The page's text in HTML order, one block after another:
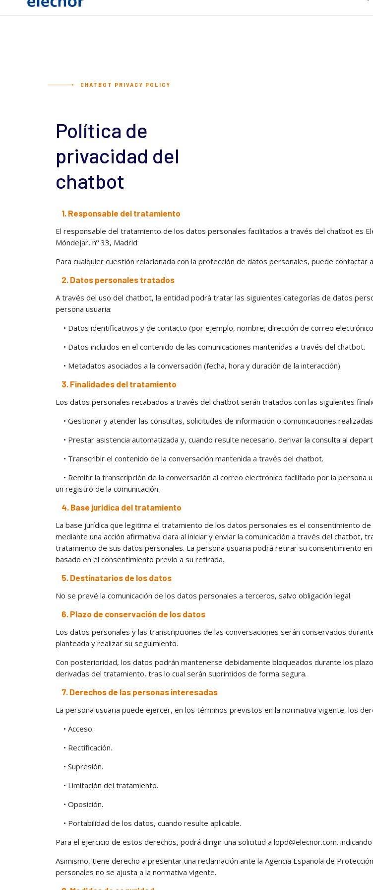
CHATBOT PRIVACY POLICY
Política de
privacidad del
chatbot
1. Responsable del tratamiento
El responsable del tratamiento de los datos personales facilitados a través del chatbot es
Móndejar, nº 33, Madrid
Para cualquier cuestión relacionada con la protección de datos personales, puede
2. Datos personales tratados
A través del uso del chatbot, la entidad podrá tratar las siguientes categorías de datos
persona usuaria:
• Datos identificativos y de contacto (por ejemplo, nombre, dirección de correo
• Datos incluidos en el contenido de las comunicaciones mantenidas a través del chatbot.
• Metadatos asociados a la conversación (fecha, hora y duración de la interacción).
3. Finalidades del tratamiento
Los datos personales recabados a través del chatbot serán tratados con las siguientes
• Gestionar y atender las consultas, solicitudes de información o comunicaciones
• Prestar asistencia automatizada y, cuando resulte necesario, derivar la consulta al
• Transcribir el contenido de la conversación mantenida a través del chatbot.
• Remitir la transcripción de la conversación al correo electrónico facilitado por la
un registro de la comunicación.
4. Base jurídica del tratamiento
La base jurídica que legitima el tratamiento de los datos personales es el consentimiento
mediante una acción afirmativa clara al iniciar y enviar la comunicación a través del
tratamiento de sus datos personales. La persona usuaria podrá retirar su consentimiento
basado en el consentimiento previo a su retirada.
5. Destinatarios de los datos
No se prevé la comunicación de los datos personales a terceros, salvo obligación legal.
6. Plazo de conservación de los datos
Los datos personales y las transcripciones de las conversaciones serán conservados
planteada y realizar su seguimiento.
Con posterioridad, los datos podrán mantenerse debidamente bloqueados durante los
derivadas del tratamiento, tras lo cual serán suprimidos de forma segura.
7. Derechos de las personas interesadas
La persona usuaria puede ejercer, en los términos previstos en la normativa vigente, los
• Acceso.
• Rectificación.
• Supresión.
• Limitación del tratamiento.
• Oposición.
• Portabilidad de los datos, cuando resulte aplicable.
Para el ejercicio de estos derechos, podrá dirigir una solicitud a lopd@elecnor.com.
Asimismo, tiene derecho a presentar una reclamación ante la Agencia Española de
personales no se ajusta a la normativa vigente.